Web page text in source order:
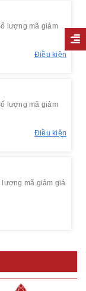
lượng mã giảm
Điều kiện
lượng mã giảm
Điều kiện
lượng mã giảm giá